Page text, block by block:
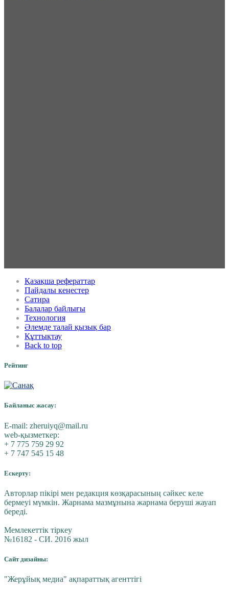
Қазақша рефераттар
Пайдалы кеңестер
Сатира
Балалар байлығы
Технология
Әлемде талай қызық бар
Құттықтау
Back to top
Рейтинг
Байланыс жасау:
E-mail: zheruiyq@mail.ru
web-қызметкер:
+ 7 775 759 29 92
+ 7 747 545 15 48
Ескерту:
Авторлар пікірі мен редакция көзқарасының сәйкес келе
бермеуі мүмкін. Жарнама мазмұнына жарнама беруші жауап
береді.
Мемлекеттік тіркеу
№16182 - СИ. 2016 жыл
Сайт дизайны:
"Жерұйық медиа" ақпараттық агенттігі